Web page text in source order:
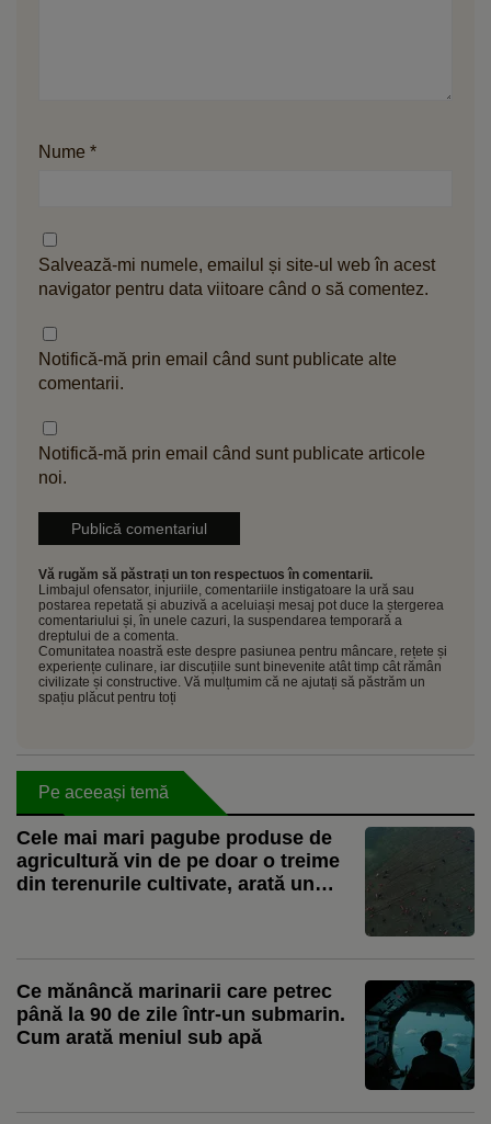
Nume *
Salvează-mi numele, emailul și site-ul web în acest
navigator pentru data viitoare când o să comentez.
Notifică-mă prin email când sunt publicate alte
comentarii.
Notifică-mă prin email când sunt publicate articole
noi.
Vă rugăm să păstrați un ton respectuos în comentarii.
Limbajul ofensator, injuriile, comentariile instigatoare la ură sau
postarea repetată și abuzivă a aceluiași mesaj pot duce la ștergerea
comentariului și, în unele cazuri, la suspendarea temporară a
dreptului de a comenta.
Comunitatea noastră este despre pasiunea pentru mâncare, rețete și
experiențe culinare, iar discuțiile sunt binevenite atât timp cât rămân
civilizate și constructive. Vă mulțumim că ne ajutați să păstrăm un
spațiu plăcut pentru toți
Pe aceeași temă
Cele mai mari pagube produse de
agricultură vin de pe doar o treime
din terenurile cultivate, arată un
Ce mănâncă marinarii care petrec
până la 90 de zile într-un submarin.
Cum arată meniul sub apă